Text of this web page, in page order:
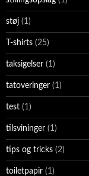
støj (1)
T-shirts (25)
taksigelser (1)
tatoveringer (1)
test (1)
tilsvininger (1)
tips og tricks (2)
toiletpapir (1)